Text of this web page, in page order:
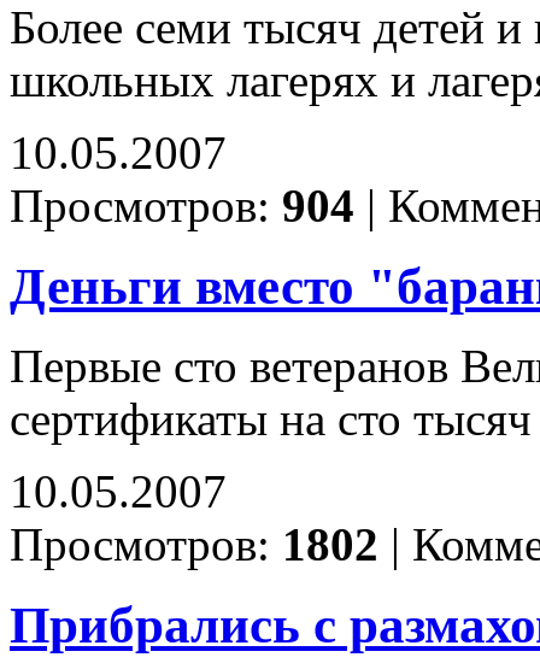
Более семи тысяч детей и
школьных лагерях и
10.05.2007
Просмотров: 904 |
Деньги вместо
Первые сто ветеранов
сертификаты на сто
10.05.2007
Просмотров: 1802 |
Прибрались с